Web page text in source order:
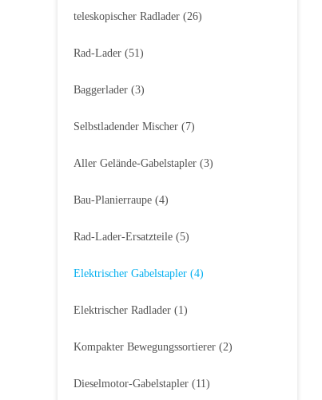
teleskopischer Radlader (26)
Rad-Lader (51)
Baggerlader (3)
Selbstladender Mischer (7)
Aller Gelände-Gabelstapler (3)
Bau-Planierraupe (4)
Rad-Lader-Ersatzteile (5)
Elektrischer Gabelstapler (4)
Elektrischer Radlader (1)
Kompakter Bewegungssortierer (2)
Dieselmotor-Gabelstapler (11)